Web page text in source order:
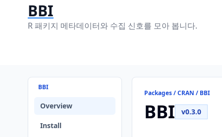
BBI
R 패키지 메타데이터와 수집 신호를 모아 봅니다.
BBI
Overview
Install
Packages / CRAN / BBI
BBI v0.3.0